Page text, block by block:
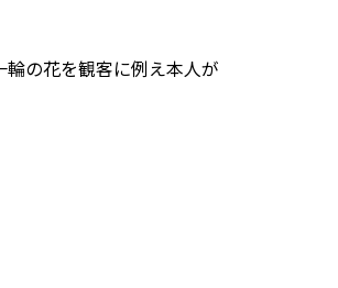
の花を観客に例え本人が